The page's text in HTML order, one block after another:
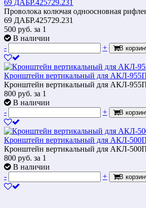
69 ДАБР.425729.231
Проволока колючая одноосновная
69 ДАБР.425729.231
500 руб. за 1
В наличии
-
+ В
Кронштейн вертикальный для АКЛ-
Кронштейн вертикальный для АКЛ-
800 руб. за 1
В наличии
-
+ В
Кронштейн вертикальный для АКЛ-
Кронштейн вертикальный для АКЛ-
800 руб. за 1
В наличии
-
+ В